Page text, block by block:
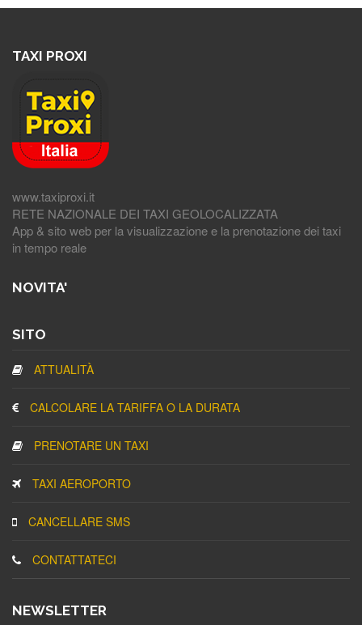
TAXI PROXI
www.taxiproxi.it
RETE NAZIONALE DEI TAXI GEOLOCALIZZATA
App & sito web per la visualizzazione e la prenotazione dei taxi
in tempo reale
NOVITA'
SITO
ATTUALITÀ
CALCOLARE LA TARIFFA O LA DURATA
PRENOTARE UN TAXI
TAXI AEROPORTO
CANCELLARE SMS
CONTATTATECI
NEWSLETTER